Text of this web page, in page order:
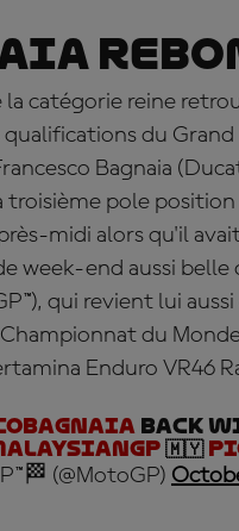
la catégorie reine
qualifications du
Bagnaia
troisième pole
midi alors qu'il
week-end aussi
qui revient lui
du
Enduro VR46
BACK
🇲🇾
(@MotoGP)